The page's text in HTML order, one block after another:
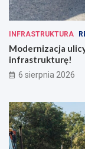
INFRASTRUKTURA
Modernizacja
infrastrukturę!
6 sierpnia 2026